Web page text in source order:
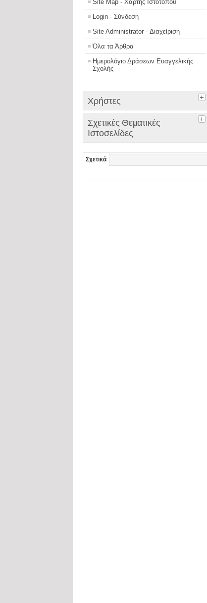
Site Map - Χάρτης Ιστότοπου
Login - Σύνδεση
Site Administrator - Διαχείριση
Όλα τα Άρθρα
Ημερολόγιο Δράσεων Ευαγγελικής
Σχολής
Χρήστες
Σχετικές Θεματικές
Ιστοσελίδες
Σχετικά